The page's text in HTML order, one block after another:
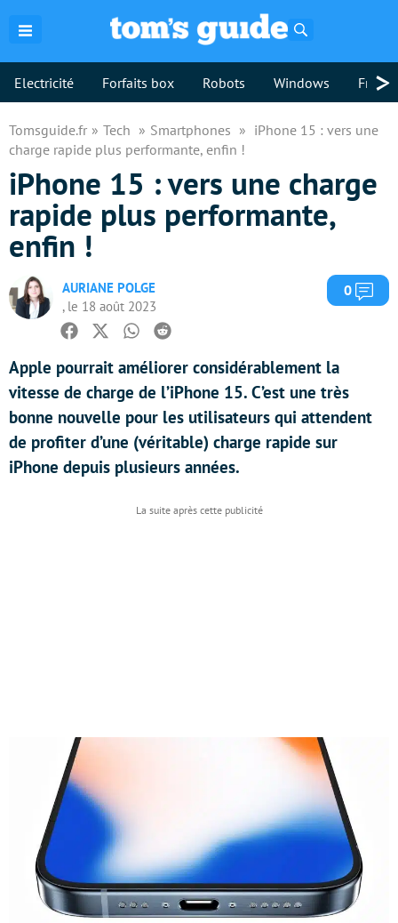
Electricité Forfaits box Robots Windows >
Tomsguide.fr Tech Smartphones
iPhone 15 : vers une
charge rapide plus performante, enfin !
iPhone 15 : vers une charge
rapide plus performante,
enfin !
AURIANE POLGE
, le 18 août 2023
0
Facebook
TwitterWhatsapp
Reddit
Apple pourrait améliorer considérablement la
vitesse de charge de l’iPhone 15. C’est une très
bonne nouvelle pour les utilisateurs qui attendent
de profiter d’une (véritable) charge rapide sur
iPhone depuis plusieurs années.